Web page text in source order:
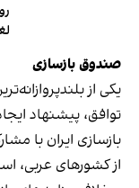
صندوق بازسازی
یکی از
توافق، پیشنهاد
بازسازی ایران با
از کشورهای عربی،